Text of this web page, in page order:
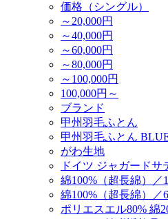
価格（シングル）
～20,000円
～40,000円
～60,000円
～80,000円
～100,000円
100,000円～
ブランド
甲州羽毛ふとん
甲州羽毛ふとん
がわ生地
ドイツ ジャガードサ
綿100%（超長綿）／
綿100%（超長綿）／
ポリエスエル80% 綿